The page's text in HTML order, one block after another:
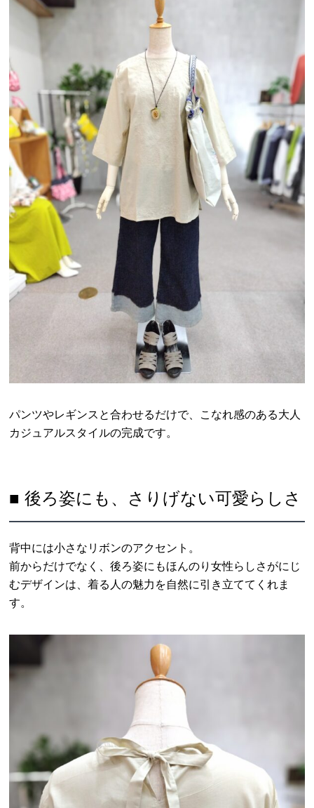
パンツやレギンスと合わせるだけで、こなれ感のある大人
カジュアルスタイルの完成です。
■ 後ろ姿にも、さりげない可愛らしさ
背中には小さなリボンのアクセント。
前からだけでなく、後ろ姿にもほんのり女性らしさがにじ
むデザインは、着る人の魅力を自然に引き立ててくれま
す。